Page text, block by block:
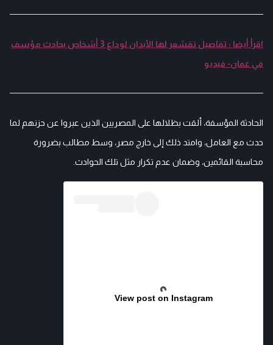
اقرأ أيضا : تفاصيل تقشعر لها الأبدان لوداع 3 أشخاص بحادث مؤسف
في عمان- فيديو
الحادثة المؤسفة، ألقت بظلالها على المصريين الذين عبروا عن حزنهم لما
حدث مع العامل، وامتد ذلك إلى خارج مصر، وسط مطالب بضرورة
محاسبة القائمين، وضمان عدم تكرار مثل تلك الحوادث.
View post on Instagram